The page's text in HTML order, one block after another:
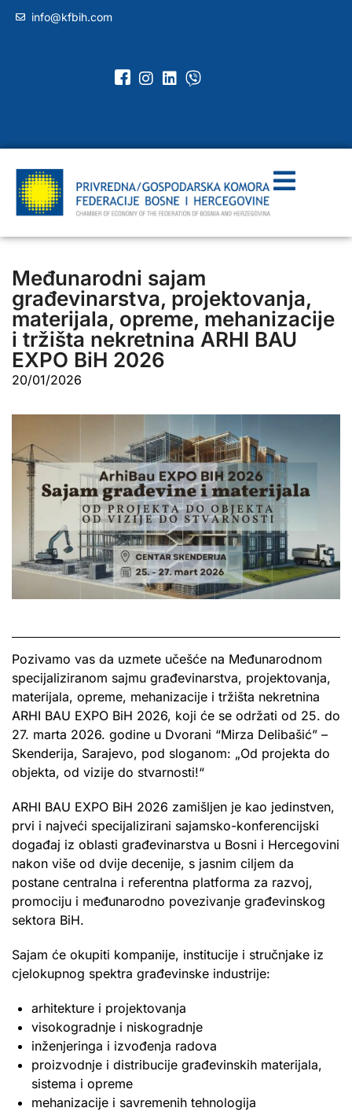
info@kfbih.com
Međunarodni sajam
građevinarstva, projektovanja,
materijala, opreme, mehanizacije
i tržišta nekretnina ARHI BAU
EXPO BiH 2026
20/01/2026
Pozivamo vas da uzmete učešće na Međunarodnom
specijaliziranom sajmu građevinarstva, projektovanja,
materijala, opreme, mehanizacije i tržišta nekretnina
ARHI BAU EXPO BiH 2026, koji će se održati od 25. do
27. marta 2026. godine u Dvorani “Mirza Delibašić” –
Skenderija, Sarajevo, pod sloganom: „Od projekta do
objekta, od vizije do stvarnosti!“
ARHI BAU EXPO BiH 2026 zamišljen je kao jedinstven,
prvi i najveći specijalizirani sajamsko-konferencijski
događaj iz oblasti građevinarstva u Bosni i Hercegovini
nakon više od dvije decenije, s jasnim ciljem da
postane centralna i referentna platforma za razvoj,
promociju i međunarodno povezivanje građevinskog
sektora BiH.
Sajam će okupiti kompanije, institucije i stručnjake iz
cjelokupnog spektra građevinske industrije:
arhitekture i projektovanja
visokogradnje i niskogradnje
inženjeringa i izvođenja radova
proizvodnje i distribucije građevinskih materijala,
sistema i opreme
mehanizacije i savremenih tehnologija